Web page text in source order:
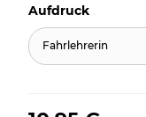
Aufdruck
Fahrlehrerin